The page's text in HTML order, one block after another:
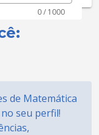
0 / 1000
de Matemática
seu perfil!